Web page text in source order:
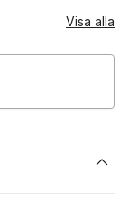
Visa alla